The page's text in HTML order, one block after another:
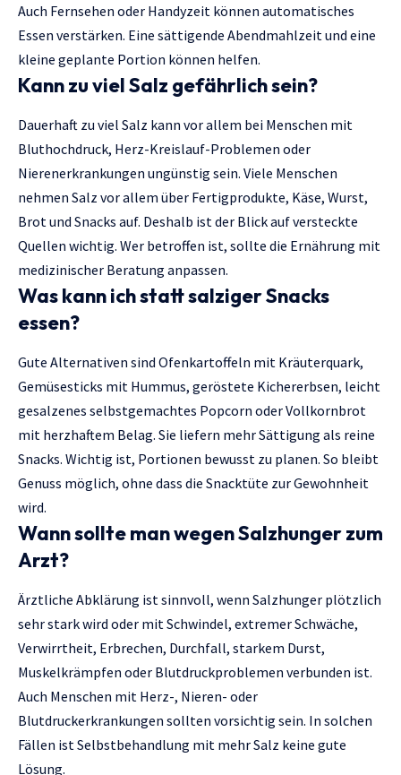
Auch Fernsehen oder Handyzeit können automatisches
Essen verstärken. Eine sättigende Abendmahlzeit und eine
kleine geplante Portion können helfen.
Kann zu viel Salz gefährlich sein?
Dauerhaft zu viel Salz kann vor allem bei Menschen mit
Bluthochdruck, Herz-Kreislauf-Problemen oder
Nierenerkrankungen ungünstig sein. Viele Menschen
nehmen Salz vor allem über Fertigprodukte, Käse, Wurst,
Brot und Snacks auf. Deshalb ist der Blick auf versteckte
Quellen wichtig. Wer betroffen ist, sollte die Ernährung mit
medizinischer Beratung anpassen.
Was kann ich statt salziger Snacks
essen?
Gute Alternativen sind Ofenkartoffeln mit Kräuterquark,
Gemüsesticks mit Hummus, geröstete Kichererbsen, leicht
gesalzenes selbstgemachtes Popcorn oder Vollkornbrot
mit herzhaftem Belag. Sie liefern mehr Sättigung als reine
Snacks. Wichtig ist, Portionen bewusst zu planen. So bleibt
Genuss möglich, ohne dass die Snacktüte zur Gewohnheit
wird.
Wann sollte man wegen Salzhunger zum
Arzt?
Ärztliche Abklärung ist sinnvoll, wenn Salzhunger plötzlich
sehr stark wird oder mit Schwindel, extremer Schwäche,
Verwirrtheit, Erbrechen, Durchfall, starkem Durst,
Muskelkrämpfen oder Blutdruckproblemen verbunden ist.
Auch Menschen mit Herz-, Nieren- oder
Blutdruckerkrankungen sollten vorsichtig sein. In solchen
Fällen ist Selbstbehandlung mit mehr Salz keine gute
Lösung.